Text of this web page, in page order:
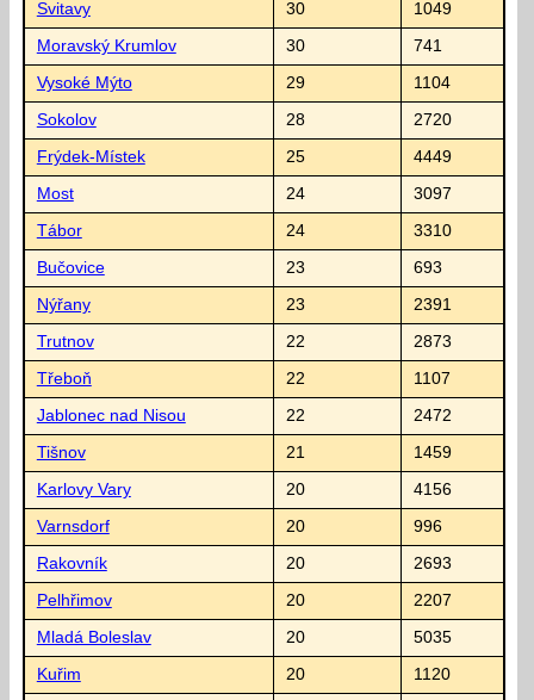
Svitavy 30 1049
Moravský Krumlov 30 741
Vysoké Mýto 29 1104
Sokolov 28 2720
Frýdek-Místek 25 4449
Most 24 3097
Tábor 24 3310
Bučovice 23 693
Nýřany 23 2391
Trutnov 22 2873
Třeboň 22 1107
Jablonec nad Nisou 22 2472
Tišnov 21 1459
Karlovy Vary 20 4156
Varnsdorf 20 996
Rakovník 20 2693
Pelhřimov 20 2207
Mladá Boleslav 20 5035
Kuřim 20 1120